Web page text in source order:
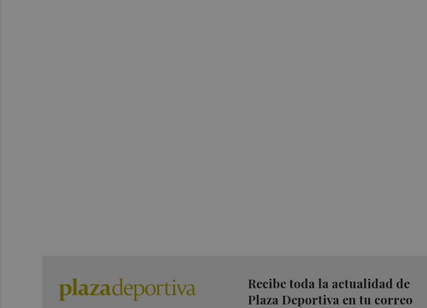
Recibe toda la actualidad de
Plaza Deportiva en tu correo